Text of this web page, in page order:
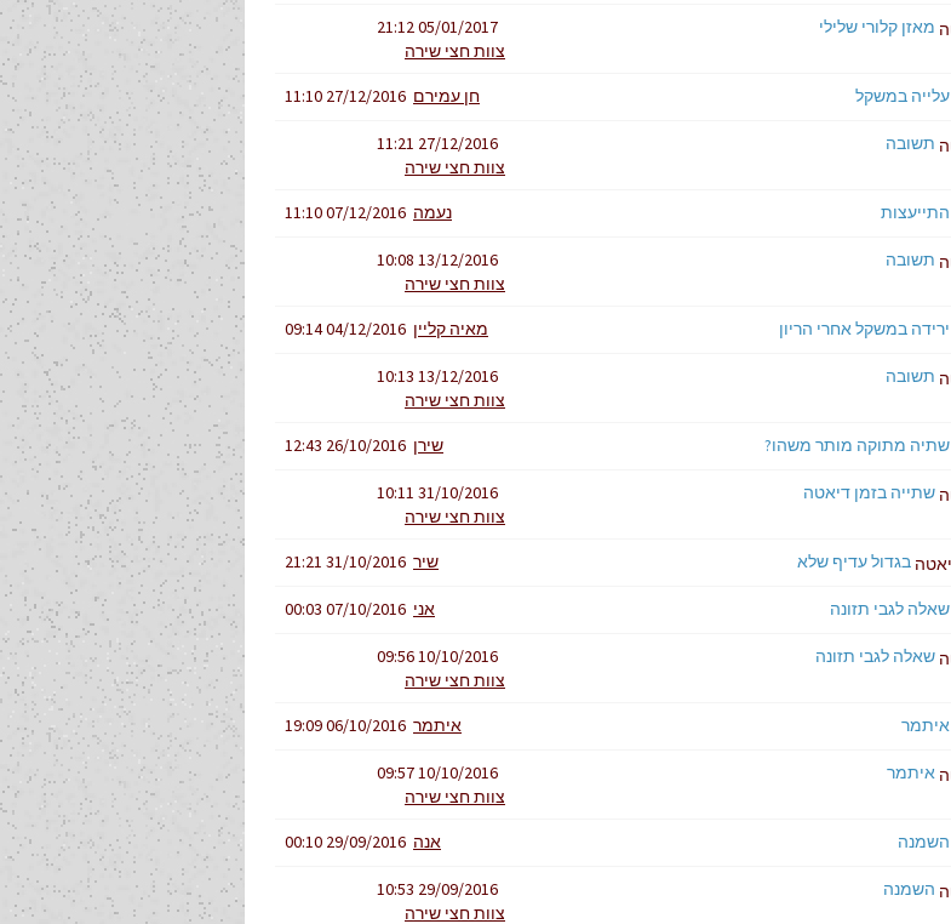
מאזן קלורי שלילי
צוות חצי שירה
עלייה במשקל חן עמירם
תשובה
צוות חצי שירה
התייעצות נעמה
תשובה
צוות חצי שירה
ירידה במשקל אחרי הריון מאיה קליין
תשובה
צוות חצי שירה
שתיה מתוקה מותר משהו? שירן
שתייה בזמן דיאטה
צוות חצי שירה
בגדול עדיף שלא שיר
שאלה לגבי תזונה אני
שאלה לגבי תזונה
צוות חצי שירה
איתמר איתמר
איתמר
צוות חצי שירה
השמנה אנה
השמנה
צוות חצי שירה